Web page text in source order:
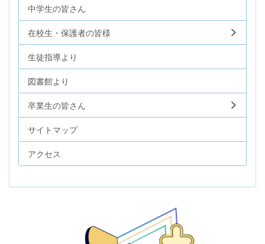
中学生の皆さん
在校生・保護者の皆様
生徒指導より
図書館より
卒業生の皆さん
サイトマップ
アクセス